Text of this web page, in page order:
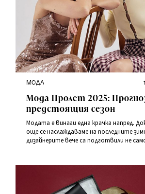
МОДА
на
Мода Пролет 2025:
предстоящия сезон
Модата е винаги една крачка напред.
още се наслаждаваме на последните
дизайнерите вече са подготвили не